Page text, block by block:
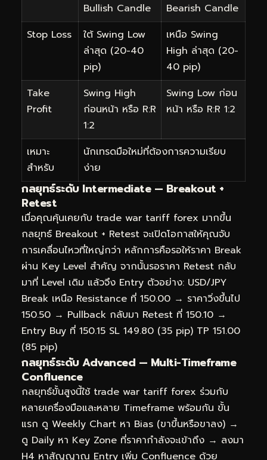
Bullish Candle
Bearish Candle
Stop Loss
ใต้ Swing Low
ล่าสุด (20-40
pip)
เหนือ Swing
High ล่าสุด (20-
40 pip)
Take
Profit
Swing High
ก่อนหน้า หรือ R:R
1:2
Swing Low ก่อน
หน้า หรือ R:R 1:2
เหมาะ
สำหรับ
นักเทรดมือใหม่ที่ต้องการความเรียบ
ง่าย
กลยุทธ์ระดับ Intermediate — Breakout +
Retest
เมื่อคุณคุ้นเคยกับ trade war tariff forex มากขึ้น
กลยุทธ์ Breakout + Retest จะเปิดโอกาสให้คุณจับ
การเคลื่อนไหวที่ใหญ่กว่า หลักการคือรอให้ราคา Break
ผ่าน Key Level สำคัญ จากนั้นรอราคา Retest กลับ
มาที่ Level เดิม แล้วจึง Entry ตัวอย่าง: USD/JPY
Break เหนือ Resistance ที่ 150.00 → ราคาวิ่งขึ้นไป
150.50 → Pullback กลับมา Retest ที่ 150.10 →
Entry Buy ที่ 150.15 SL 149.80 (35 pip) TP 151.00
(85 pip)
กลยุทธ์ระดับ Advanced — Multi-Timeframe
Confluence
กลยุทธ์ขั้นสูงนี้ใช้ trade war tariff forex ร่วมกับ
หลายเครื่องมือและหลาย Timeframe พร้อมกัน ขั้น
แรก ดู Weekly Chart หา Bias (ขาขึ้นหรือขาลง) →
ดู Daily หา Key Zone ที่ราคากำลังจะเข้าถึง → ลงมา
H4 หาสัญญาณ Entry เพิ่ม Confluence ด้วย